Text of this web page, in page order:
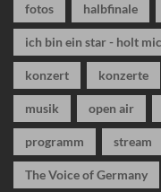
fotos halbfinale
ich bin ein star - holt
konzert konzerte
musik open air
programm stream
The Voice of Germany